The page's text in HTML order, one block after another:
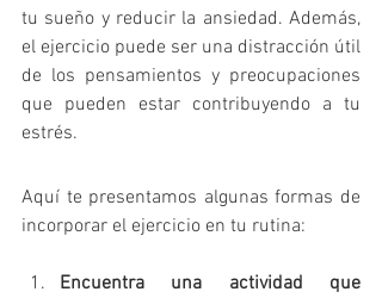
tu sueño y reducir la ansiedad. Además,
el ejercicio puede ser una distracción útil
de los pensamientos y preocupaciones
que pueden estar contribuyendo a tu
estrés.
Aquí te presentamos algunas formas de
incorporar el ejercicio en tu rutina:
Encuentra una actividad que